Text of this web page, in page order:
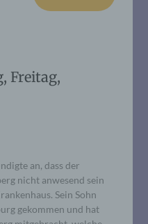
Freitag,
an, dass der
nicht anwesend sein
Sein Sohn
gekommen und hat